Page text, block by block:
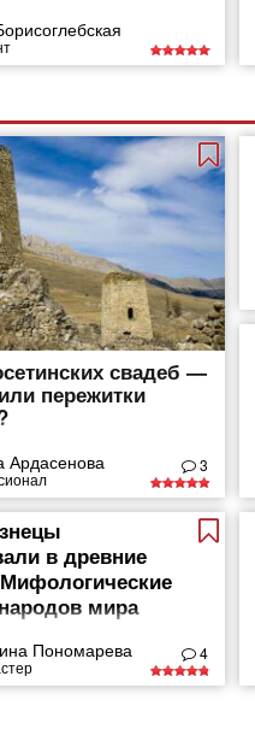
свадеб —
пережитки
Ардасенова 3
в древние
мира
Пономарева 4